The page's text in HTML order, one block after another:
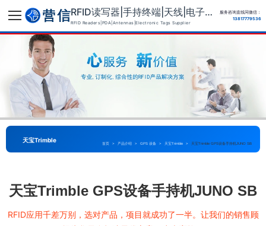
RFID读写器|手持终端|天线|电子标签供应商
RFID Readers|PDA|Antennas|Electronic Tags Supplier
服务咨询直线同微信：
13817779536
天宝Trimble 首页 > 产品介绍 > GPS 设备 > 天宝Trimble > 天宝Trimble GPS设备手持机JUNO SB
天宝Trimble GPS设备手持机JUNO SB
RFID应用千差万别，选对产品，项目就成功了一半。让我们的销售顾